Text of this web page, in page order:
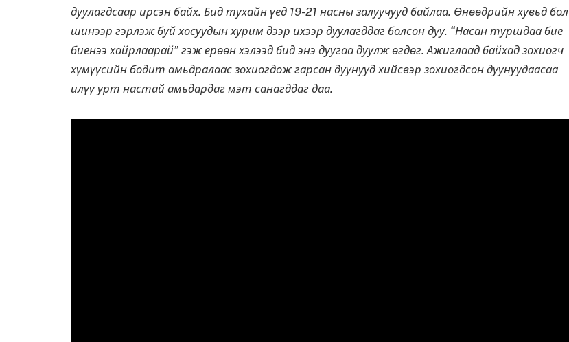
дуулагдсаар ирсэн байх. Бид тухайн үед 19-21 насны залуучууд байлаа. Өнөөдрийн хувьд бол
шинээр гэрлэж буй хосуудын хурим дээр ихээр дуулагддаг болсон дуу. “Насан туршдаа бие
биенээ хайрлаарай” гэж ерөөн хэлээд бид энэ дуугаа дуулж өгдөг. Ажиглаад байхад зохиогч
хүмүүсийн бодит амьдралаас зохиогдож гарсан дуунууд хийсвэр зохиогдсон дуунуудаасаа
илүү урт настай амьдардаг мэт санагддаг даа.